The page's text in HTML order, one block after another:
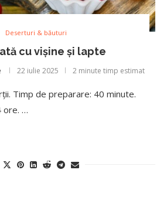
Deserturi & băuturi
cu vișine și lapte
22 iulie 2025 2 minute timp estimat
Timp de preparare: 40 minute.
ore. …